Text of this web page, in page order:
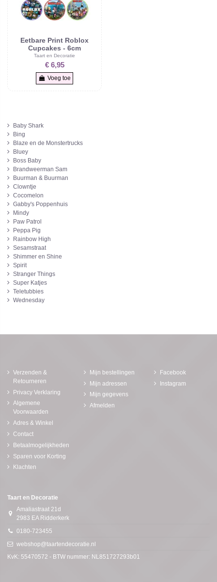
Eetbare Print Roblox
Cupcakes - 6cm
Taart en Decoratie
€ 6,95
Voeg toe
Baby Shark
Bing
Blaze en de Monstertrucks
Bluey
Boss Baby
Brandweerman Sam
Buurman & Buurman
Clowntje
Cocomelon
Gabby's Poppenhuis
Mindy
Paw Patrol
Peppa Pig
Rainbow High
Sesamstraat
Shimmer en Shine
Spirit
Stranger Things
Super Katjes
Teletubbies
Wednesday
Verzenden &
Retourneren
Privacy Verklaring
Algemene
Voorwaarden
Adres & Winkel
Contact
Betaalmogelijkheden
Sparen voor Korting
Klachten
Mijn bestellingen
Mijn adressen
Mijn gegevens
Afmelden
Facebook
Instagram
Taart en Decoratie
Amaliastraat 21d
2983 EA Ridderkerk
0180-723455
webshop@taartendecoratie.nl
KvK: 55470572 - BTW nummer: NL851727293b01